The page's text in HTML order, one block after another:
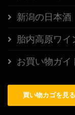
新潟の日本酒
胎内高原ワイ
お買い物ガイ
買い物カゴを見る